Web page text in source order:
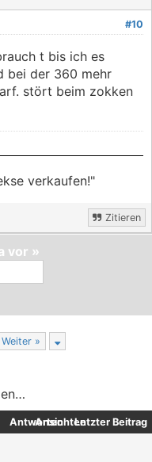
#10
t bis ich es
bei der 360 mehr
stört beim zokken
verkaufen!"
Zitieren
vor »
Weiter »
Antworten
AnsichtenLetzter Beitrag